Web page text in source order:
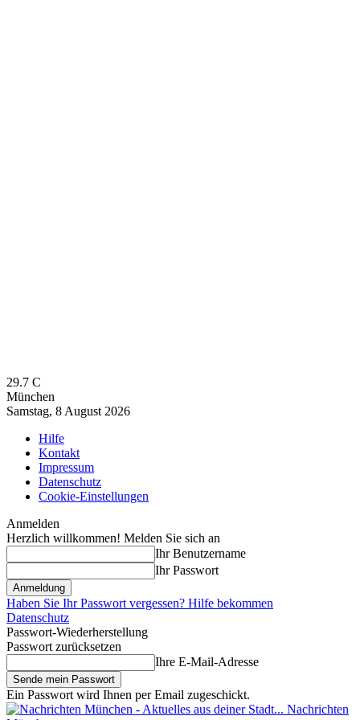
29.7 C
München
Samstag, 8 August 2026
Hilfe
Kontakt
Impressum
Datenschutz
Cookie-Einstellungen
Anmelden
Herzlich willkommen! Melden Sie sich an
Ihr Benutzername
Ihr Passwort
Haben Sie Ihr Passwort vergessen? Hilfe bekommen
Datenschutz
Passwort-Wiederherstellung
Passwort zurücksetzen
Ihre E-Mail-Adresse
Ein Passwort wird Ihnen per Email zugeschickt.
Nachrichten